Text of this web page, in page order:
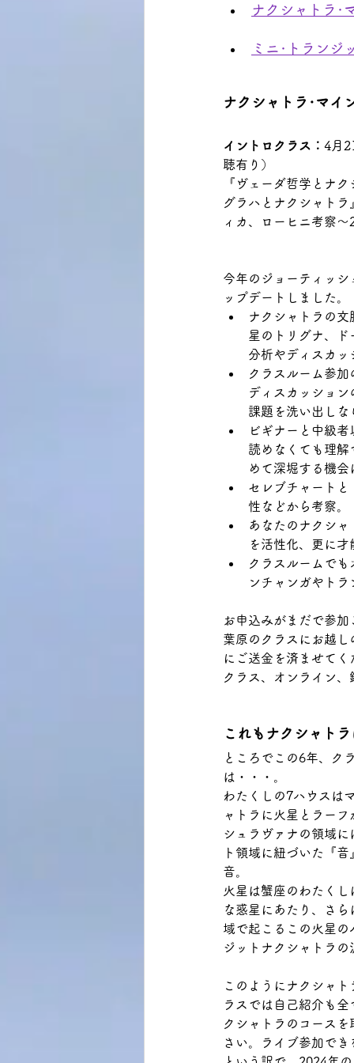
ナクシャトラ･
ミニ･トランジ
ナクシャトラ･マイ
イントロクラス： 4月
聴有り）
『ヴェーダ哲学とナ
グラハとナクシャト
ィカ、ローヒニ考察
今年のジョーティッ
ップデートしました。
ナクシャトラの
星のトリグナ、
分析やディスカッ
クラスルーム参
ディスカッショ
課題を洗い出し
ビギナーと中級
読めなくても理
めて深堀する機会
セレブチャート
性などから考察。
あなたのナクシ
を活性化、更に
クラスルームで
ンチャンガやト
お申込みがまだで参
葉原のクラスにお越
にご送金を済ませて
クラス、オンライン
これもナクシャト
ところでこの6年、ク
は・・・。
わたくしの7ハウスは
ャトラに火星とラーフ
シュラヴァナの領域
ト領域に紐づいた『
音。
火星は蟹座のわたく
な惑星にあたり、さ
域で起こるこの火星
ジットナクシャトラ
このようにナクシャ
ラスでは自己紹介も
クシャトラのコース
さい。ライブ参加で